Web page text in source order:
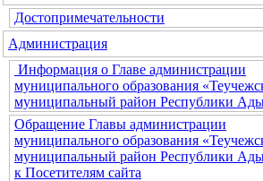
Достопримечательности
Администрация
Информация о Главе администрации
муниципального образования
муниципальный район Республики
Обращение Главы администрации
муниципального образования
муниципальный район Республики
к Посетителям сайта